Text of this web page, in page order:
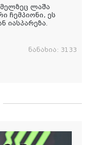
ლაშა
ჩემპიონი, ეს
იასპარეზა.
ნანახია: 3133